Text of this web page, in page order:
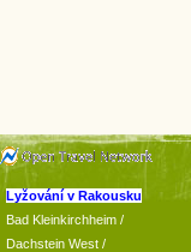
Lyžování v Rakousku
Bad Kleinkirchheim /
Dachstein West /